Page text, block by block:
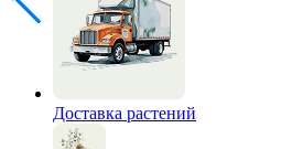
Доставка растений